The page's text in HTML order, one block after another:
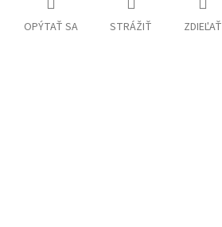
OPÝTAŤ SA STRÁŽIŤ ZDIEĽAŤ